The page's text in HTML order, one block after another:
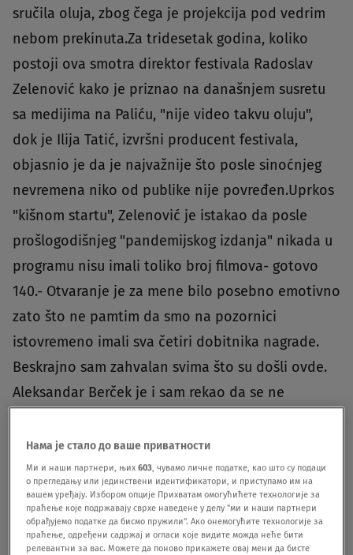
sručila oluja, zbog čega je projekcija pod vedrim
nebom prekinuta.Za tridesetak godina, koliko
postoji ova smotra direktor festivala Radoslav
Zelenović kako je priznao na današnjem susretu
sa medijima na Paliću, "nije video takvu oluju",
dok je Ilija Tatić, izvršni producent festivala,
objasnio je da je najvažnije što posle sinoćnjeg
nevremena niko od publike nije povređen.Uprkos
"kišnom startu", Zelenović je istakao da posle
prošlogodišnjeg "pandemijskog izdanja" nikada u
programu nisu imali toliko broj filmova- gotovo
140.- Otvaranje je za mene bilo posebno emotivno
zato što ne pamtim da smo na pozornici
istovremeno imali sva četiri dobitnika nagrade.
Beskrajno sam zahvalan svima što su došli ovde.
Aleksandar Berček je i sam rekao da se ne
odlazio sa Palića istakao je da mu je drago, ne
samo što smo ga se setili, već što je došao i imao
divan susret sa publikom - kazao je Zelenović.
Нама је стало до ваше приватности
Ми и наши партнери, њих603, чувамо личне податке, као што су подаци
о прегледању или јединствени идентификатори, и приступамо им на
вашем уређају. Избором опције Прихватам омогућићете технологије за
праћење које подржавају сврхе наведене у делу "ми и наши партнери
обрађујемо податке да бисмо пружили". Ако онемогућите технологије за
праћење, одређени садржај и огласи које видите можда неће бити
релевантни за вас. Можете да поново прикажете овај мени да бисте